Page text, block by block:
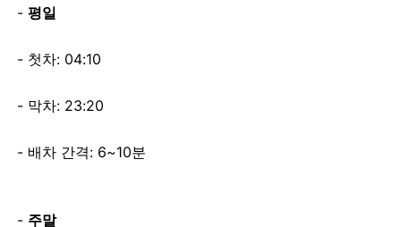
평일
첫차: 04:10
막차: 23:20
배차 간격: 6~10분
주말